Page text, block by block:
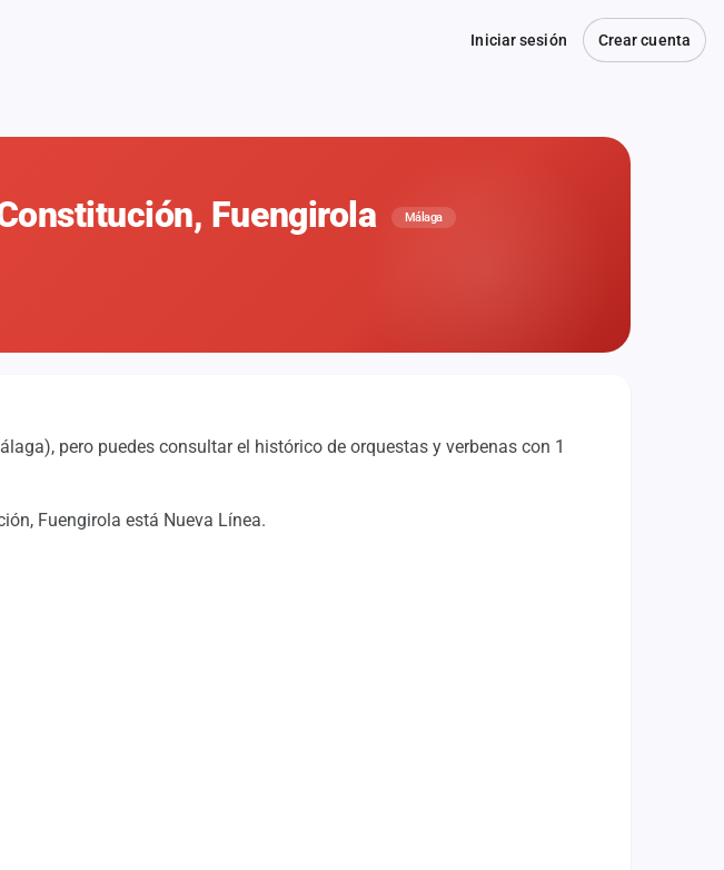
Iniciar sesión Crear cuenta
Fuengirola Málaga
pero puedes consultar el histórico de orquestas y verbenas con 1
Fuengirola está Nueva Línea.